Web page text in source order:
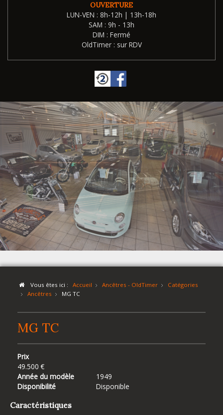
OUVERTURE
LUN-VEN : 8h-12h | 13h-18h
SAM : 9h - 13h
DIM : Fermé
OldTimer : sur RDV
Vous êtes ici : Accueil Ancêtres - OldTimer
Catégories
Ancêtres
MG TC
MG TC
Prix
49.500 €
Année du modèle
1949
Disponibilité
Disponible
Caractéristiques